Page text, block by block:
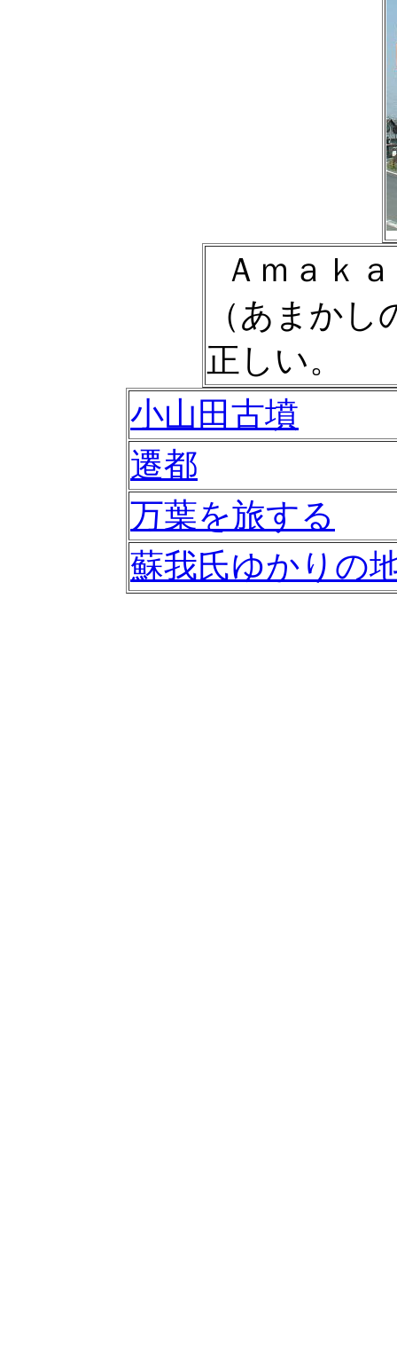
Ａｍａｋ
（あまか
正しい。
小山田古墳
遷都
万葉を旅する
蘇我氏ゆかりの